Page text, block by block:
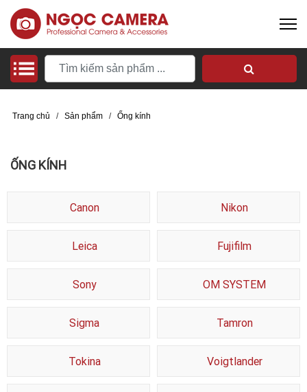
Trang chủ / Sản phẩm / Ống kính
ỐNG KÍNH
Canon Nikon
Leica Fujifilm
Sony OM SYSTEM
Sigma Tamron
Tokina Voigtlander